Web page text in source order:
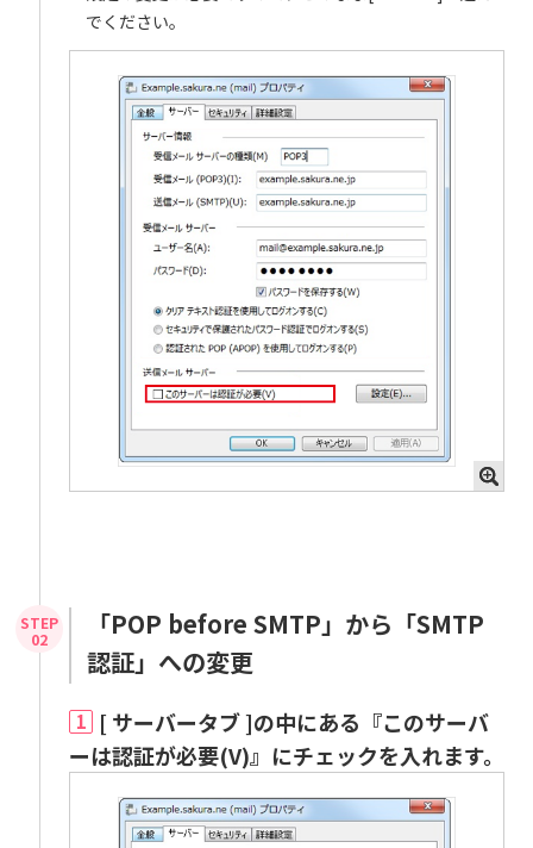
でください。
「POP before SMTP」から「SMTP
認証」への変更
1
[ サーバータブ ]の中にある『このサーバ
ーは認証が必要(V)』にチェックを入れます。